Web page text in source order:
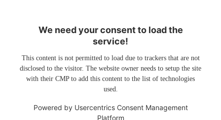
We need your consent to load the
service!
This content is not permitted to load due to trackers that are not
disclosed to the visitor. The website owner needs to setup the site
with their CMP to add this content to the list of technologies
used.
Powered by Usercentrics Consent Management
Platform